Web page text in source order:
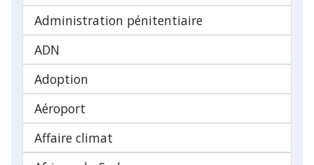
Administration pénitentiaire
ADN
Adoption
Aéroport
Affaire climat